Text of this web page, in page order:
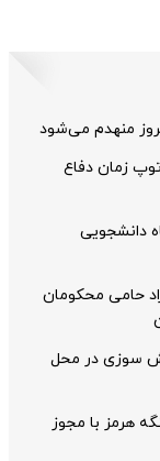
منهدم می‌شود
زمان دفاع
دانشجویی
حامی محکومان
سوزی در محل
هرمز با مجوز